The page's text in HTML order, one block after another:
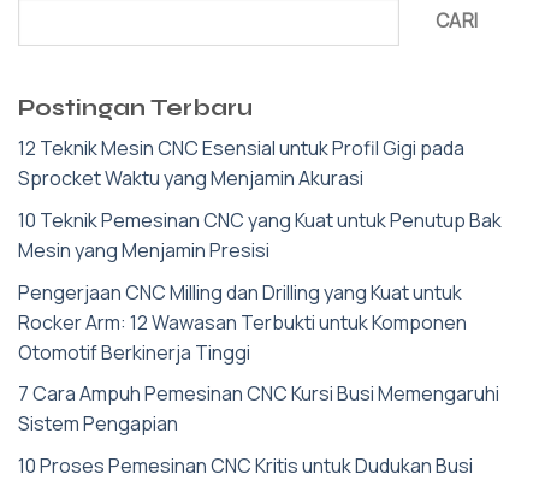
CARI
Postingan Terbaru
12 Teknik Mesin CNC Esensial untuk Profil Gigi pada
Sprocket Waktu yang Menjamin Akurasi
10 Teknik Pemesinan CNC yang Kuat untuk Penutup Bak
Mesin yang Menjamin Presisi
Pengerjaan CNC Milling dan Drilling yang Kuat untuk
Rocker Arm: 12 Wawasan Terbukti untuk Komponen
Otomotif Berkinerja Tinggi
7 Cara Ampuh Pemesinan CNC Kursi Busi Memengaruhi
Sistem Pengapian
10 Proses Pemesinan CNC Kritis untuk Dudukan Busi